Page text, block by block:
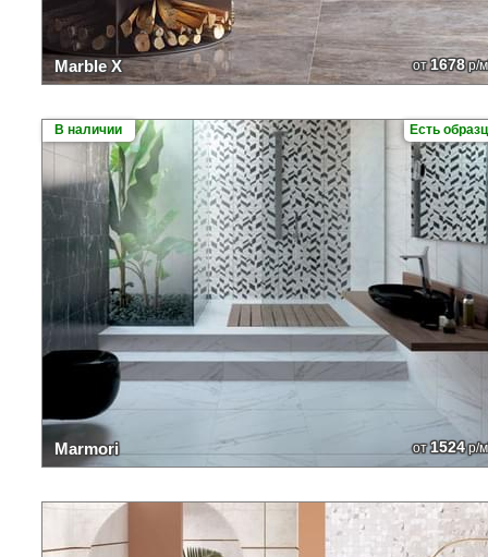
Marble X от1678р/
Есть
В наличии
Marmori от1524р/